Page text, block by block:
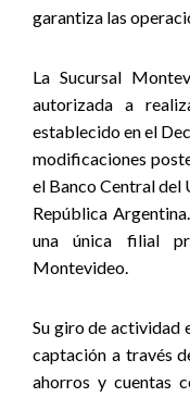
garantiza las
La Sucursal
autorizada a
establecido en el
modificaciones
el Banco Central del
República
una única filial
Montevideo.
Su giro de actividad
captación a través
ahorros y cuentas